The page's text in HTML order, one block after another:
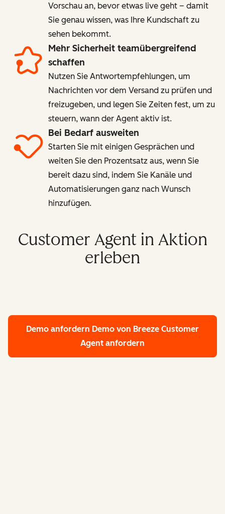
Vorschau an, bevor etwas live geht – damit
Sie genau wissen, was Ihre Kundschaft zu
sehen bekommt.
Mehr Sicherheit teamübergreifend
schaffen
Nutzen Sie Antwortempfehlungen, um
Nachrichten vor dem Versand zu prüfen und
freizugeben, und legen Sie Zeiten fest, um zu
steuern, wann der Agent aktiv ist.
Bei Bedarf ausweiten
Starten Sie mit einigen Gesprächen und
weiten Sie den Prozentsatz aus, wenn Sie
bereit dazu sind, indem Sie Kanäle und
Automatisierungen ganz nach Wunsch
hinzufügen.
Customer Agent in Aktion
erleben
Demo anfordern Demo von Breeze Customer
Agent anfordern